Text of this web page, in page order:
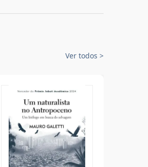
Ver todos >